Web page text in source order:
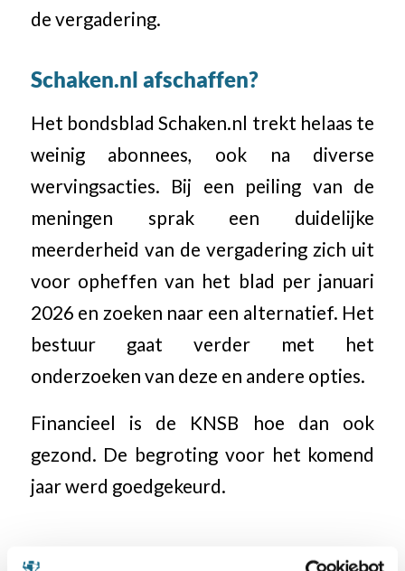
de vergadering.
Schaken.nl afschaffen?
Het bondsblad Schaken.nl trekt helaas te
weinig abonnees, ook na diverse
wervingsacties. Bij een peiling van de
meningen sprak een duidelijke
meerderheid van de vergadering zich uit
voor opheffen van het blad per januari
2026 en zoeken naar een alternatief. Het
bestuur gaat verder met het
onderzoeken van deze en andere opties.
Financieel is de KNSB hoe dan ook
gezond. De begroting voor het komend
jaar werd goedgekeurd.